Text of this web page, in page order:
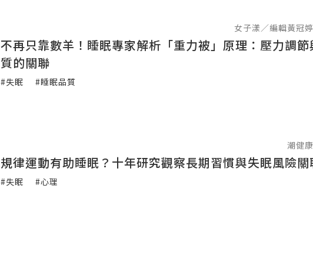
女子漾／編輯黃冠婷
不再只靠數羊！睡眠專家解析「重力被」原理：壓力調節
質的關聯
#失眠 #睡眠品質
潮健康
規律運動有助睡眠？十年研究觀察長期習慣與失眠風險關
#失眠 #心理